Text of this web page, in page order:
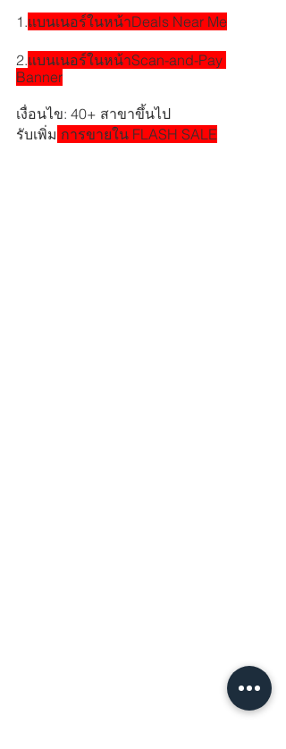
1.แบนเนอร์ในหน้าDeals Near Me
2.แบนเนอร์ในหน้าScan-and-Pay
Banner
เงื่อนไข: 40+ สาขาขึ้นไป
รับเพิ่ม การขายใน FLASH SALE